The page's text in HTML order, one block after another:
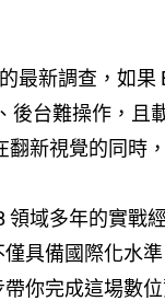
最新調查，如
後台難操作，
翻新視覺的同時
領域多年的實戰
具備國際化水
你完成這場數